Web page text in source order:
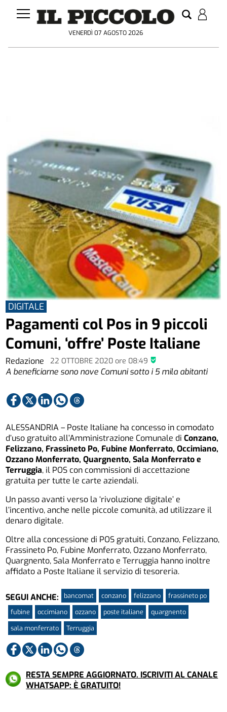
VENERDÌ 07 AGOSTO 2026
Redazione 22 OTTOBRE 2020ore 08:49
DIGITALE
Pagamenti col Pos in 9 piccoli
Comuni, ‘offre’ Poste Italiane
A beneficiarne sono nove Comuni sotto i 5 mila abitanti
ALESSANDRIA – Poste Italiane ha concesso in comodato
d’uso gratuito all’Amministrazione Comunale diConzano,
Felizzano, Frassineto Po, Fubine Monferrato, Occimiano,
Ozzano Monferrato, Quargnento, Sala Monferrato e
Terruggia, il POS con commissioni di accettazione
gratuita per tutte le carte aziendali.
Un passo avanti verso la ‘rivoluzione digitale’ e
l’incentivo, anche nelle piccole comunità, ad utilizzare il
denaro digitale.
Oltre alla concessione di POS gratuiti, Conzano, Felizzano,
Frassineto Po, Fubine Monferrato, Ozzano Monferrato,
Quargnento, Sala Monferrato e Terruggia hanno inoltre
affidato a Poste Italiane il servizio di tesoreria.
SEGUI ANCHE: bancomat conzano felizzano
frassineto po
fubine
occimiano ozzano poste italiane
quargnento
sala monferrato
Terruggia
RESTA SEMPRE AGGIORNATO. ISCRIVITI AL CANALE
WHATSAPP: È GRATUITO!